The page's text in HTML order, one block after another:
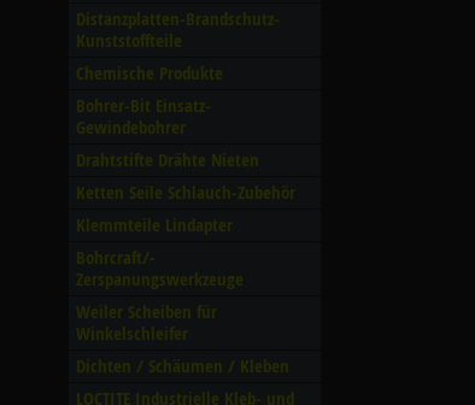
Distanzplatten-Brandschutz-
Kunststoffteile
Chemische Produkte
Bohrer-Bit Einsatz-
Gewindebohrer
Drahtstifte Drähte Nieten
Ketten Seile Schlauch-Zubehör
Klemmteile Lindapter
Bohrcraft/­
Zerspanungswerkzeuge
Weiler Scheiben für
Winkelschleifer
Dichten /­ Schäumen /­ Kleben
LOCTITE Industrielle Kleb- und